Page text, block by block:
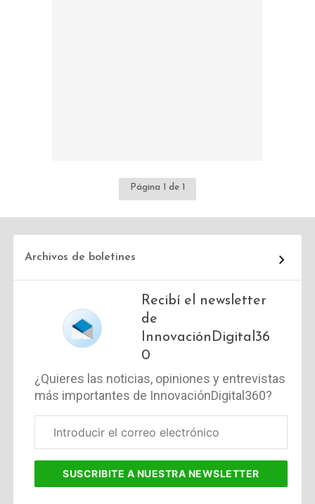
Página 1 de 1
Archivos de boletines
Recibí el newsletter
de
InnovaciónDigital36
0
¿Quieres las noticias, opiniones y entrevistas
más importantes de InnovaciónDigital360?
electrónico
SUSCRIBITE A NUESTRA NEWSLETTER